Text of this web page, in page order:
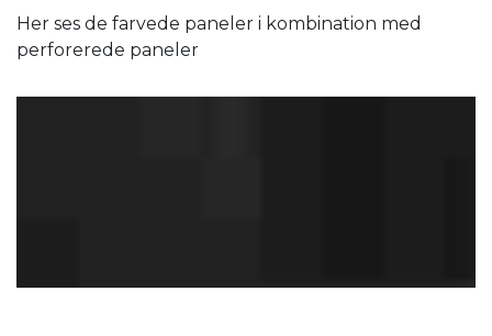
Her ses de farvede paneler i kombination med
perforerede paneler